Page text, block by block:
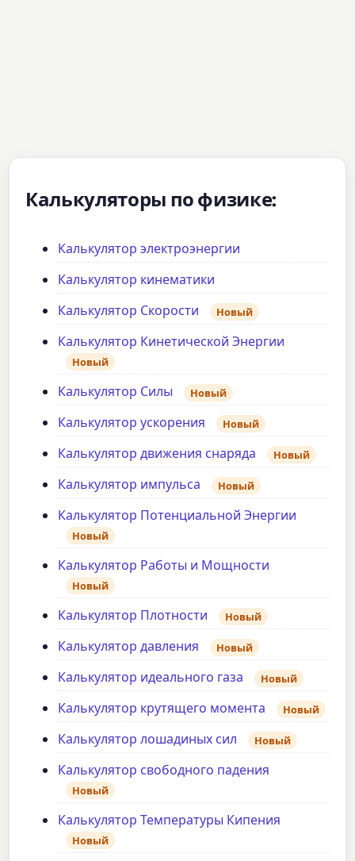
Калькуляторы по физике:
Калькулятор электроэнергии
Калькулятор кинематики
Калькулятор Скорости
Новый
Калькулятор Кинетической Энергии
Новый
Калькулятор Силы Новый
Калькулятор ускорения Новый
Калькулятор движения снаряда Новый
Калькулятор импульса Новый
Калькулятор Потенциальной Энергии
Новый
Калькулятор Работы и Мощности
Новый
Калькулятор Плотности Новый
Калькулятор давления Новый
Калькулятор идеального газа Новый
Калькулятор крутящего момента Новый
Калькулятор лошадиных сил Новый
Калькулятор свободного падения
Новый
Калькулятор Температуры Кипения
Новый